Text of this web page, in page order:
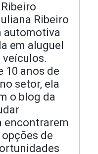
Ribeiro
automotiva
em aluguel
veículos.
10 anos de
setor, ela
o blog da
encontrarem
de